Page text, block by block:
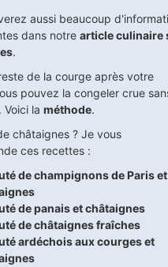
aussi beaucoup
dans notre article culinaire
.
de la courge après votre
pouvez la congeler crue
Voici la méthode.
châtaignes ? Je vous
ces recettes :
de champignons de Paris et
de panais et châtaignes
de châtaignes fraîches
ardéchois aux courges et